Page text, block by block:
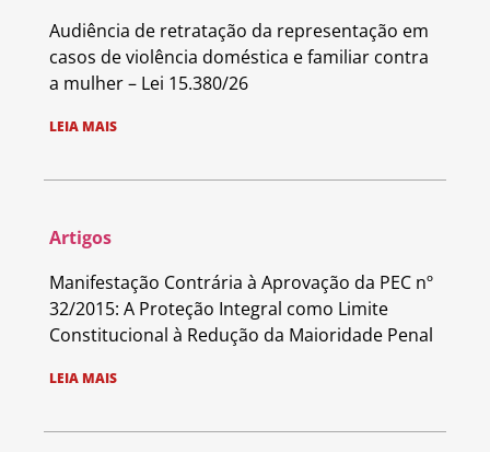
Audiência de retratação da representação em
casos de violência doméstica e familiar contra
a mulher – Lei 15.380/26
LEIA MAIS
Artigos
Manifestação Contrária à Aprovação da PEC nº
32/2015: A Proteção Integral como Limite
Constitucional à Redução da Maioridade Penal
LEIA MAIS